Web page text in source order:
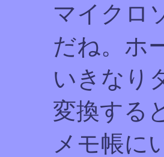
マイクロ
だね。ホ
いきなり
変換する
メモ帳に